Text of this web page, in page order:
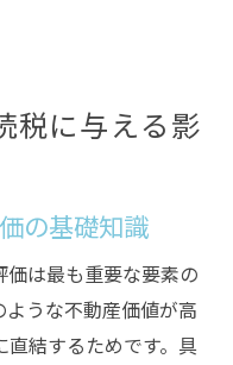
税に与える影
の基礎知識
は最も重要な要素の
うな不動産価値が高
結するためです。具